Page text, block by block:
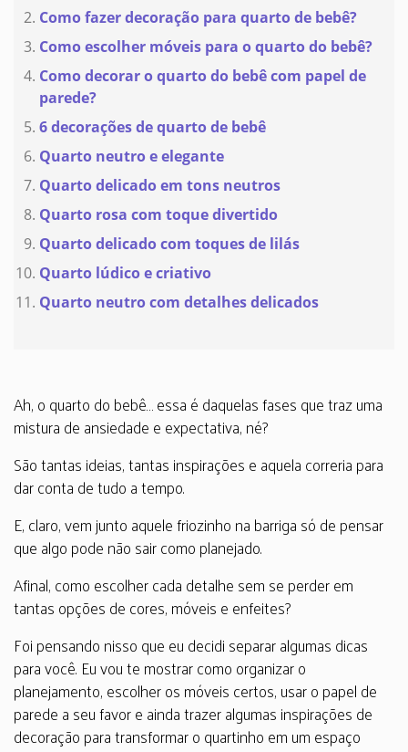
Como fazer decoração para quarto de bebê?
Como escolher móveis para o quarto do bebê?
Como decorar o quarto do bebê com papel de
parede?
6 decorações de quarto de bebê
Quarto neutro e elegante
Quarto delicado em tons neutros
Quarto rosa com toque divertido
Quarto delicado com toques de lilás
Quarto lúdico e criativo
Quarto neutro com detalhes delicados
Ah, o quarto do bebê… essa é daquelas fases que traz uma
mistura de ansiedade e expectativa, né?
São tantas ideias, tantas inspirações e aquela correria para
dar conta de tudo a tempo.
E, claro, vem junto aquele friozinho na barriga só de pensar
que algo pode não sair como planejado.
Afinal, como escolher cada detalhe sem se perder em
tantas opções de cores, móveis e enfeites?
Foi pensando nisso que eu decidi separar algumas dicas
para você. Eu vou te mostrar como organizar o
planejamento, escolher os móveis certos, usar o papel de
parede a seu favor e ainda trazer algumas inspirações de
decoração para transformar o quartinho em um espaço